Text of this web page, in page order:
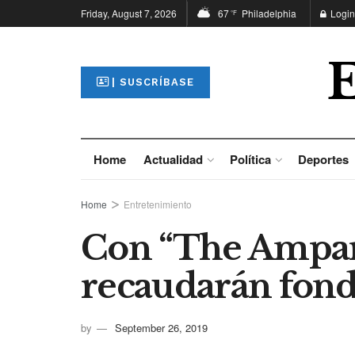
Friday, August 7, 2026 67°F Philadelphia Login
| SUSCRÍBASE
Home Actualidad Política Deportes
Home Entretenimiento
Con “The
recaudarán
by September 26, 2019